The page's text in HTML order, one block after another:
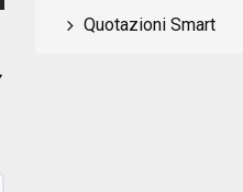
Quotazioni Smart